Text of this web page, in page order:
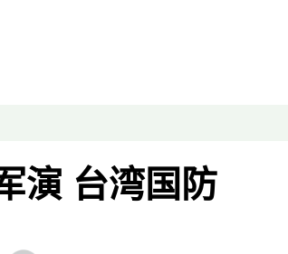
横大历史
络博弈演 台湾国防